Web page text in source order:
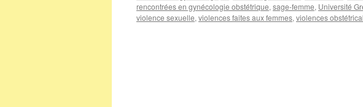
rencontrées en gynécologie obstétrique, sage-femme, Université
violence sexuelle, violences faites aux femmes, violences